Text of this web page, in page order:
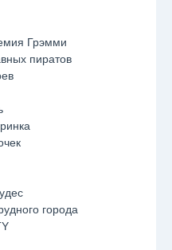
Грэмми
пиратов
города